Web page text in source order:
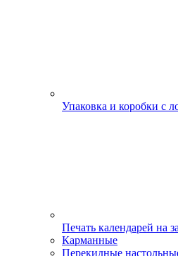
Упаковка и коробки с
Печать календарей на
Карманные
Перекидные